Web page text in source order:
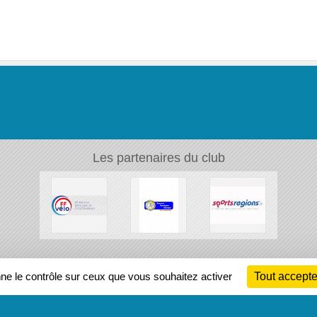
Les partenaires du club
le contrôle sur ceux que vous souhaitez activer Tout